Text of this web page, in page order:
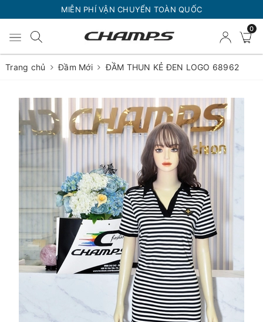
MIỄN PHÍ VẬN CHUYỂN TOÀN QUỐC
0
Trang chủ Đầm Mới ĐẦM THUN KẺ ĐEN LOGO 68962